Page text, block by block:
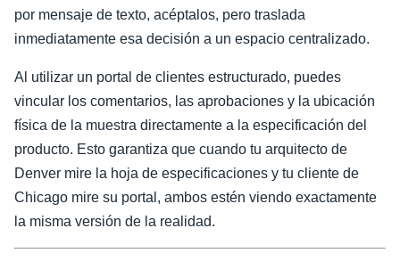
por mensaje de texto, acéptalos, pero traslada
inmediatamente esa decisión a un espacio centralizado.
Al utilizar un portal de clientes estructurado, puedes
vincular los comentarios, las aprobaciones y la ubicación
física de la muestra directamente a la especificación del
producto. Esto garantiza que cuando tu arquitecto de
Denver mire la hoja de especificaciones y tu cliente de
Chicago mire su portal, ambos estén viendo exactamente
la misma versión de la realidad.